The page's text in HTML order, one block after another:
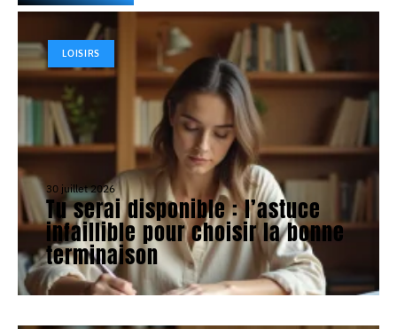
LOISIRS
30 juillet 2026
Tu serai disponible : l’astuce
infaillible pour choisir la bonne
terminaison